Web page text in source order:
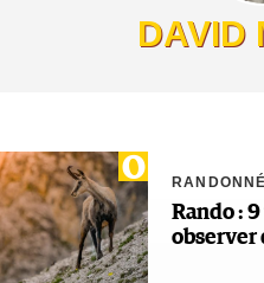
DAVID
Rando :
observer